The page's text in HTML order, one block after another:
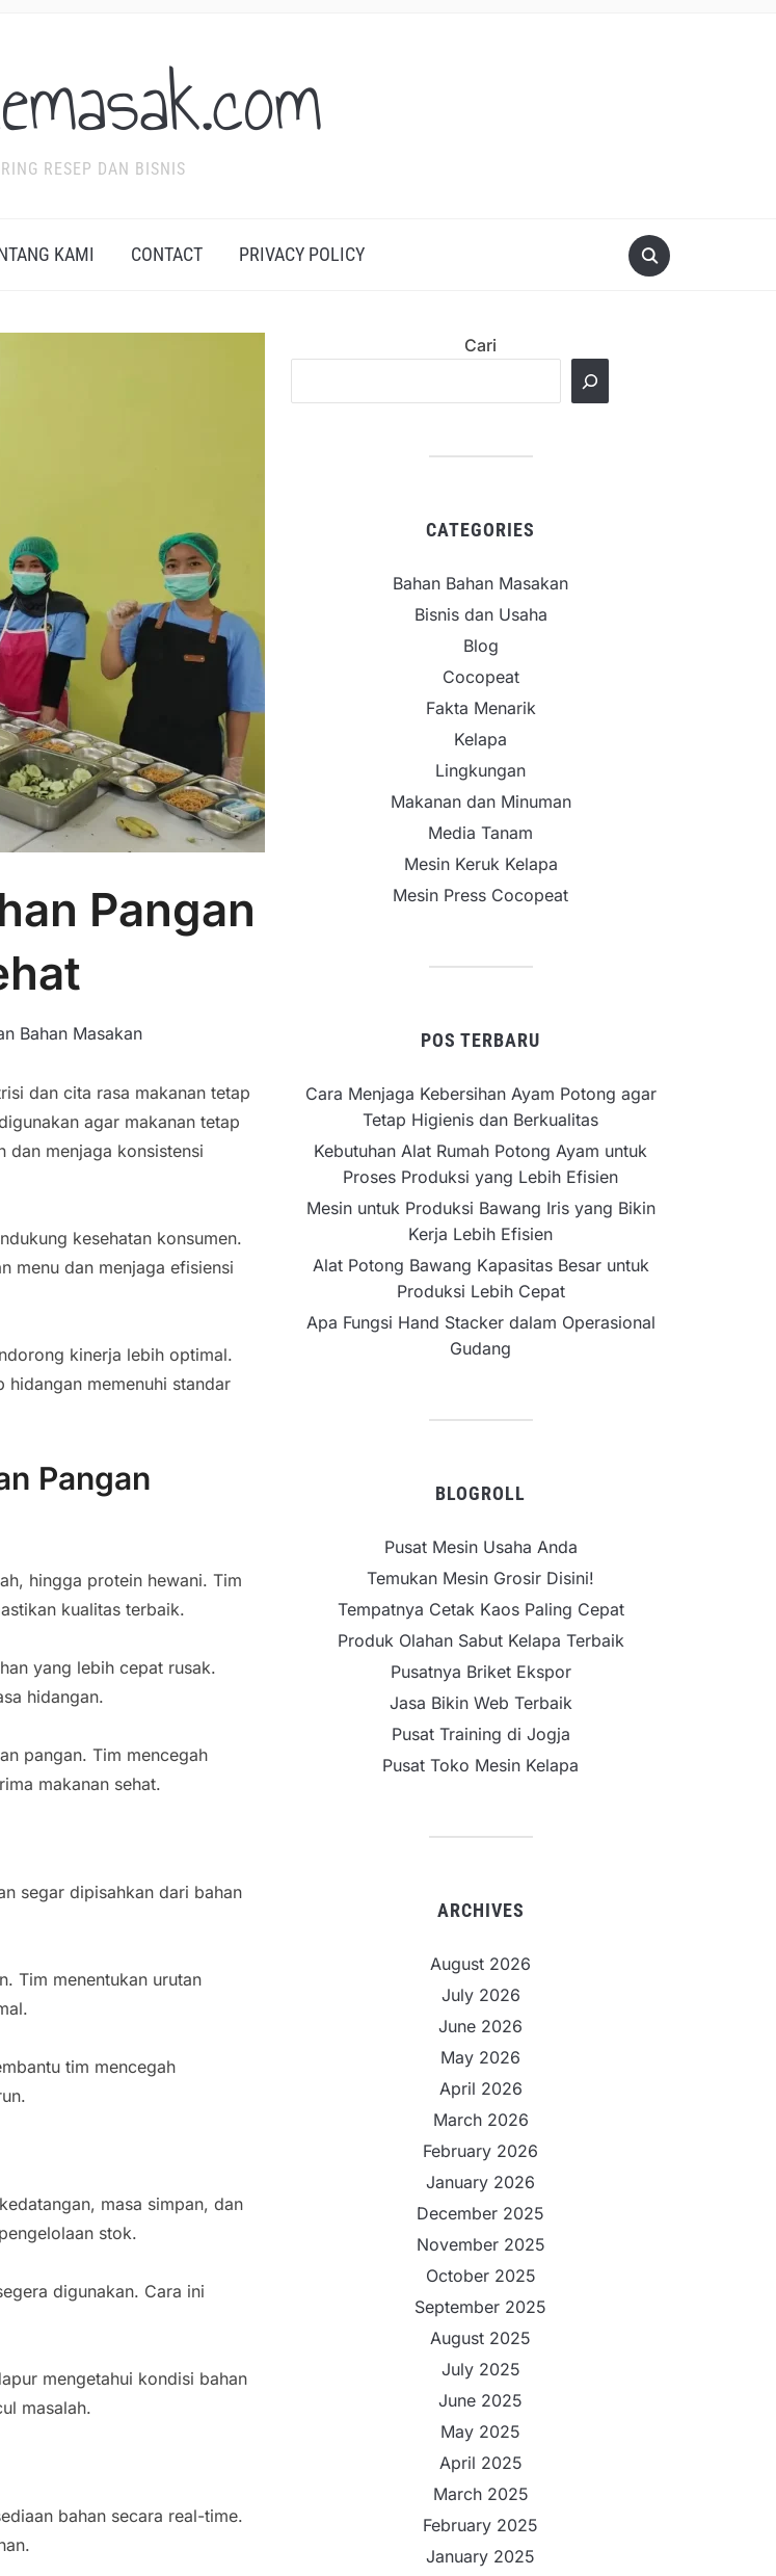
RESEP DAN BISNIS
KAMI CONTACT PRIVACY POLICY
Pangan
Bahan Masakan
dan cita rasa makanan tetap
agar makanan tetap
dan menjaga konsistensi
kesehatan konsumen.
menu dan menjaga efisiensi
kinerja lebih optimal.
memenuhi standar
Pangan
hingga protein hewani. Tim
kualitas terbaik.
yang lebih cepat rusak.
hidangan.
pangan. Tim mencegah
makanan sehat.
segar dipisahkan dari bahan
Tim menentukan urutan
tim mencegah
masa simpan, dan
stok.
digunakan. Cara ini
mengetahui kondisi bahan
masalah.
bahan secara real-time.
Cari
CATEGORIES
Bahan Bahan Masakan
Bisnis dan Usaha
Blog
Cocopeat
Fakta Menarik
Kelapa
Lingkungan
Makanan dan Minuman
Media Tanam
Mesin Keruk Kelapa
Mesin Press Cocopeat
POS TERBARU
Cara Menjaga Kebersihan Ayam Potong agar
Tetap Higienis dan Berkualitas
Kebutuhan Alat Rumah Potong Ayam untuk
Proses Produksi yang Lebih Efisien
Mesin untuk Produksi Bawang Iris yang Bikin
Kerja Lebih Efisien
Alat Potong Bawang Kapasitas Besar untuk
Produksi Lebih Cepat
Apa Fungsi Hand Stacker dalam Operasional
Gudang
BLOGROLL
Pusat Mesin Usaha Anda
Temukan Mesin Grosir Disini!
Tempatnya Cetak Kaos Paling Cepat
Produk Olahan Sabut Kelapa Terbaik
Pusatnya Briket Ekspor
Jasa Bikin Web Terbaik
Pusat Training di Jogja
Pusat Toko Mesin Kelapa
ARCHIVES
August 2026
July 2026
June 2026
May 2026
April 2026
March 2026
February 2026
January 2026
December 2025
November 2025
October 2025
September 2025
August 2025
July 2025
June 2025
May 2025
April 2025
March 2025
February 2025
January 2025